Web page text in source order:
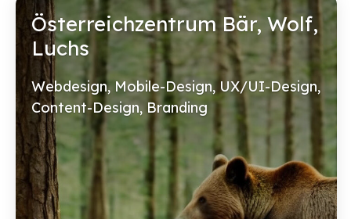
Österreichzentrum Bär, Wolf,
Luchs
Webdesign, Mobile-Design, UX/UI-Design,
Content-Design, Branding